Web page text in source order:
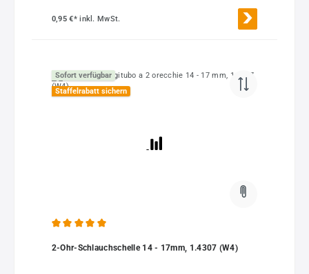
0,95 €*inkl. MwSt.
Sofort verfügbar
Staffelrabatt sichern
2-Ohr-Schlauchschelle 14 - 17mm, 1.4307 (W4)